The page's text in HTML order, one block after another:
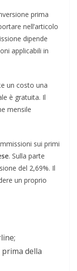
prima
nell’articolo
dipende
applicabili in
un costo una
è gratuita. Il
mensile
sui primi
. Sulla parte
del 2,69%. Il
un proprio
della